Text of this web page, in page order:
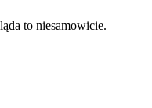
to niesamowicie.